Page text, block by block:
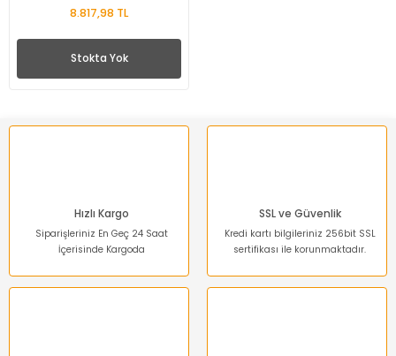
8.817,98 TL
Stokta Yok
Hızlı Kargo
Siparişleriniz En Geç 24 Saat
İçerisinde Kargoda
SSL ve Güvenlik
Kredi kartı bilgileriniz 256bit SSL
sertifikası ile korunmaktadır.